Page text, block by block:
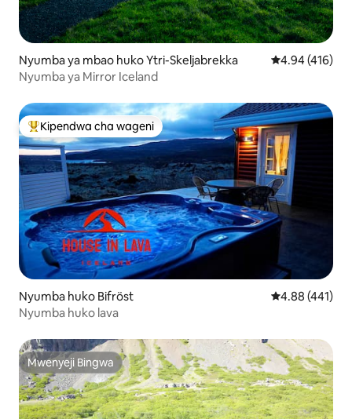
Nyumba ya mbao huko Ytri-Skeljabrekka Ukadiriaji wa
4.94 (416)
Nyumba ya Mirror Iceland
Kipendwa maarufu cha wageni
Kipendwa cha wageni
Nyumba huko Bifröst Ukadiriaji wa
4.88 (441)
Nyumba huko lava
Mwenyeji Bingwa
Mwenyeji Bingwa